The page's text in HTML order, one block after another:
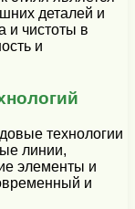
деталей и
и чистоты в
и
технологии
линии,
элементы и
и